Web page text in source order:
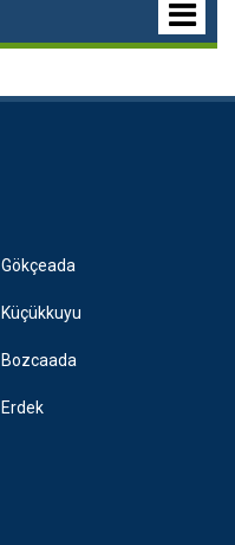
Gökçeada
Küçükkuyu
Bozcaada
Erdek